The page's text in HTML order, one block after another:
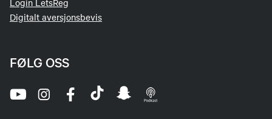
Login LetsReg
Digitalt aversjonsbevis
FØLG OSS